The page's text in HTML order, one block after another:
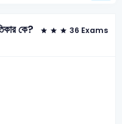
কে? 36 Exams